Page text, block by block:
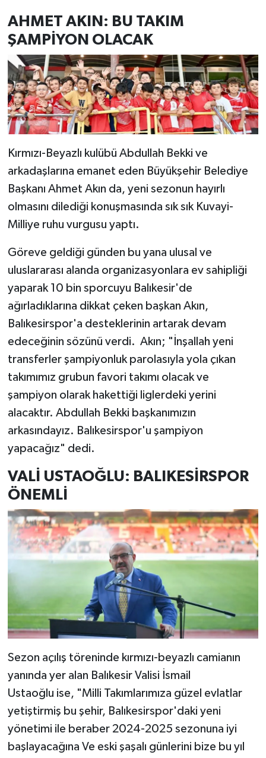
AHMET AKIN: BU TAKIM
ŞAMPİYON OLACAK
Kırmızı-Beyazlı kulübü Abdullah Bekki ve
arkadaşlarına emanet eden Büyükşehir Belediye
Başkanı Ahmet Akın da, yeni sezonun hayırlı
olmasını dilediği konuşmasında sık sık Kuvayi-
Milliye ruhu vurgusu yaptı.
Göreve geldiği günden bu yana ulusal ve
uluslararası alanda organizasyonlara ev sahipliği
yaparak 10 bin sporcuyu Balıkesir'de
ağırladıklarına dikkat çeken başkan Akın,
Balıkesirspor'a desteklerinin artarak devam
edeceğinin sözünü verdi. Akın; "İnşallah yeni
transferler şampiyonluk parolasıyla yola çıkan
takımımız grubun favori takımı olacak ve
şampiyon olarak hakettiği liglerdeki yerini
alacaktır. Abdullah Bekki başkanımızın
arkasındayız. Balıkesirspor'u şampiyon
yapacağız" dedi.
VALİ USTAOĞLU: BALIKESİRSPOR
ÖNEMLİ
Sezon açılış töreninde kırmızı-beyazlı camianın
yanında yer alan Balıkesir Valisi İsmail
Ustaoğlu ise, "Milli Takımlarımıza güzel evlatlar
yetiştirmiş bu şehir, Balıkesirspor'daki yeni
yönetimi ile beraber 2024-2025 sezonuna iyi
başlayacağına Ve eski şaşalı günlerini bize bu yıl